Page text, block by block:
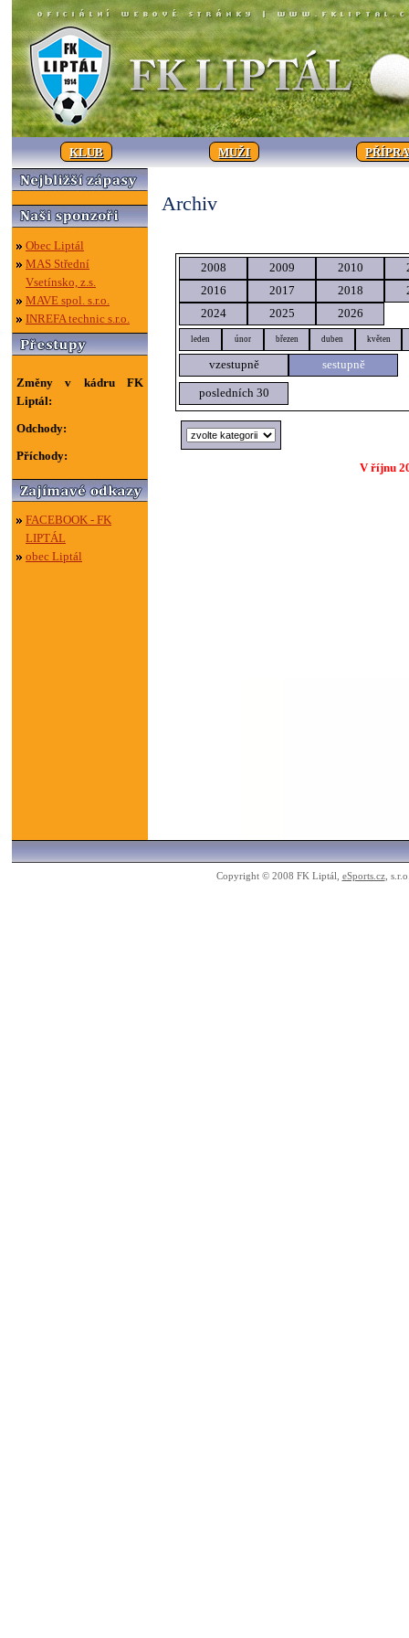
KLUB MUŽI
Obec Liptál
MAS Střední
Vsetínsko, z.s.
MAVE spol. s.r.o.
INREFA technic s.r.o.
Změny v kádru FK
Liptál:
Odchody:
Příchody:
FACEBOOK - FK
LIPTÁL
obec Liptál
Archiv
2008 2009 2010
2016
2017 2018
2024
2025 2026
leden únor březen duben květen
vzestupně sestupně
posledních 30
V říjnu
Copyright © 2008 FK Liptál, eSports.cz,